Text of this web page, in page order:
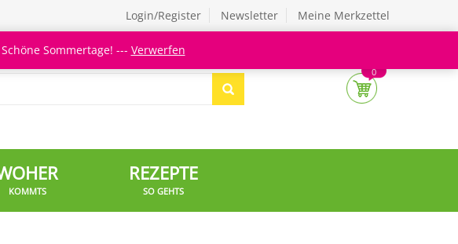
Login/Register Newsletter Meine Merkzettel
0
KOMMTS
REZEPTE
SO GEHTS
Sommertage! --- Verwerfen